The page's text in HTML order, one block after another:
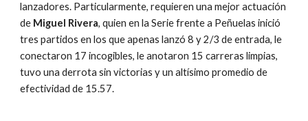
lanzadores. Particularmente, requieren una mejor actuación
de Miguel Rivera, quien en la Serie frente a Peñuelas inició
tres partidos en los que apenas lanzó 8 y 2/3 de entrada, le
conectaron 17 incogibles, le anotaron 15 carreras limpias,
tuvo una derrota sin victorias y un altísimo promedio de
efectividad de 15.57.